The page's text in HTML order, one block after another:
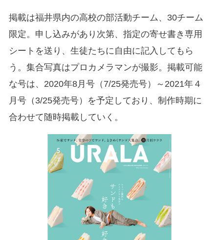
掲載は福井県内の高校の部活動チーム、30チーム
限定。申し込みがあり次第、指定の寄せ書き専用
シートを送り、生徒たちに自由に記入してもら
う。集合写真はプロカメラマンが撮影。掲載可能
な号は、2020年8月号（7/25発売号）～2021年４
月号（3/25発売号）を予定しており、制作時期に
合わせて随時掲載していく。